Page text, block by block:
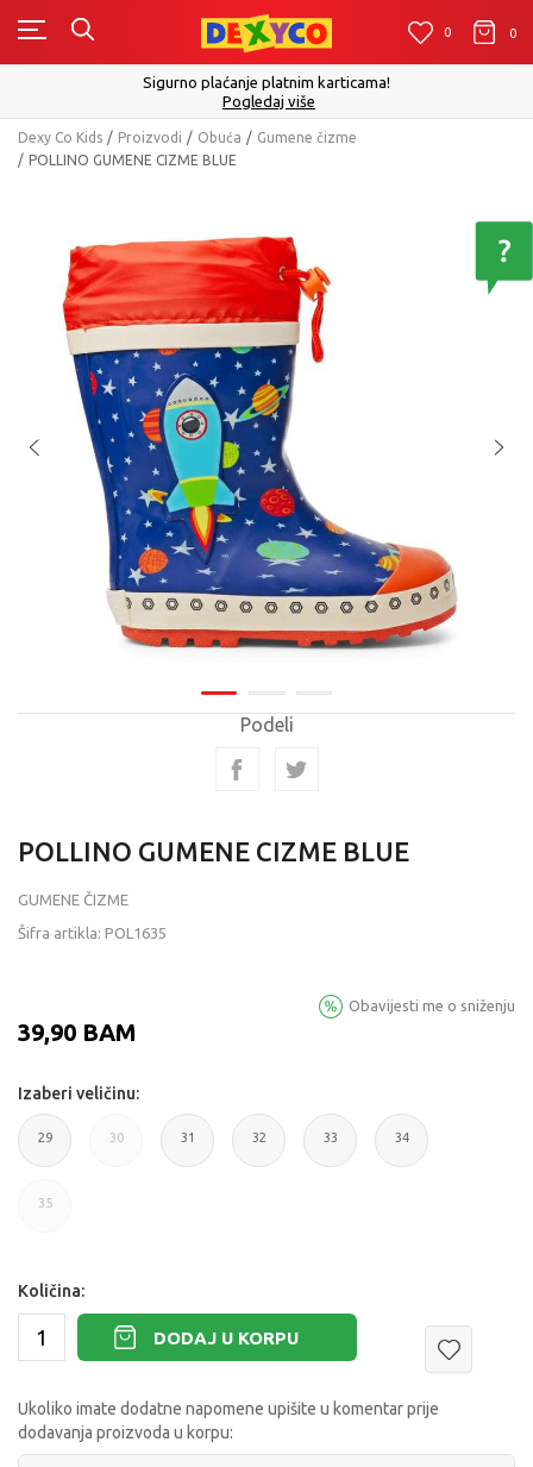
0 0
Sigurno plaćanje platnim karticama!
Pogledaj više
Dexy Co Kids Proizvodi Obuća
Gumene čizme
POLLINO GUMENE CIZME BLUE
Podeli
POLLINO GUMENE CIZME BLUE
GUMENE ČIZME
Šifra artikla: POL1635
39,90 BAM
Obavijesti me o sniženju
Izaberi veličinu:
29 30 31 32 33 34
35
Količina:
DODAJ U KORPU
Ukoliko imate dodatne napomene upišite u komentar prije
dodavanja proizvoda u korpu: